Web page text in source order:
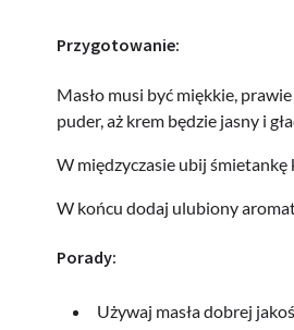
Przygotowanie:
Masło musi być miękkie,
puder, aż krem będzie jasny i
W międzyczasie ubij śmietankę
W końcu dodaj ulubiony
Porady:
Używaj masła dobrej